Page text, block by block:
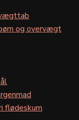
og overvægt
flødeskum